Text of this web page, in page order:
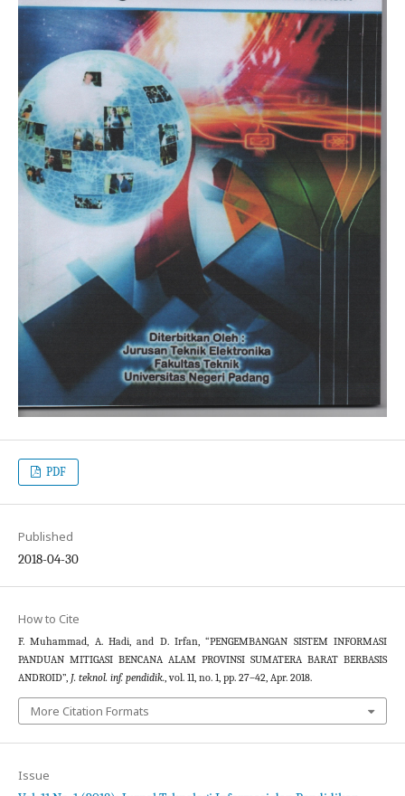
PDF
Published
2018-04-30
How to Cite
F. Muhammad, A. Hadi, and D. Irfan, “PENGEMBANGAN SISTEM INFORMASI
PANDUAN MITIGASI BENCANA ALAM PROVINSI SUMATERA BARAT BERBASIS
ANDROID”, J. teknol. inf. pendidik. , vol. 11, no. 1, pp. 27–42, Apr. 2018.
More Citation Formats
Issue